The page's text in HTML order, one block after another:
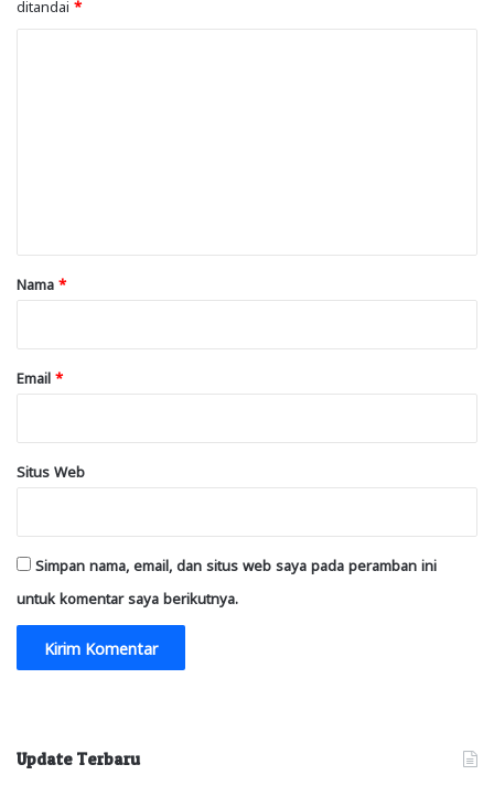
ditandai *
rNama *
Email *
Situs Web
Simpan nama, email, dan situs web saya pada peramban ini
untuk komentar saya berikutnya.
Update Terbaru